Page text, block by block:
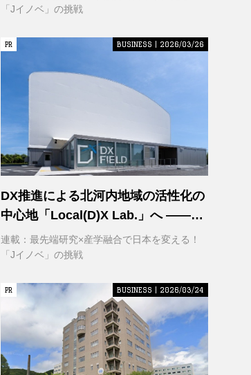
「Jイノベ」の挑戦
PR
PR BUSINESS | 2026/03/26
DX推進による北河内地域の活性化の
中心地「Local(D)X Lab.」へ ――延
べ1,400㎡の巨大実証空間で地域DX
に挑む 大阪工業大学 DXフィールド
連載：最先端研究×産学融合で日本を変える！
「Jイノベ」の挑戦
PR
PR BUSINESS | 2026/03/24